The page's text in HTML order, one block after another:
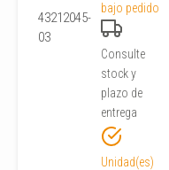
43212045-
03
bajo pedido
Consulte
stock y
plazo de
entrega
Unidad(es)